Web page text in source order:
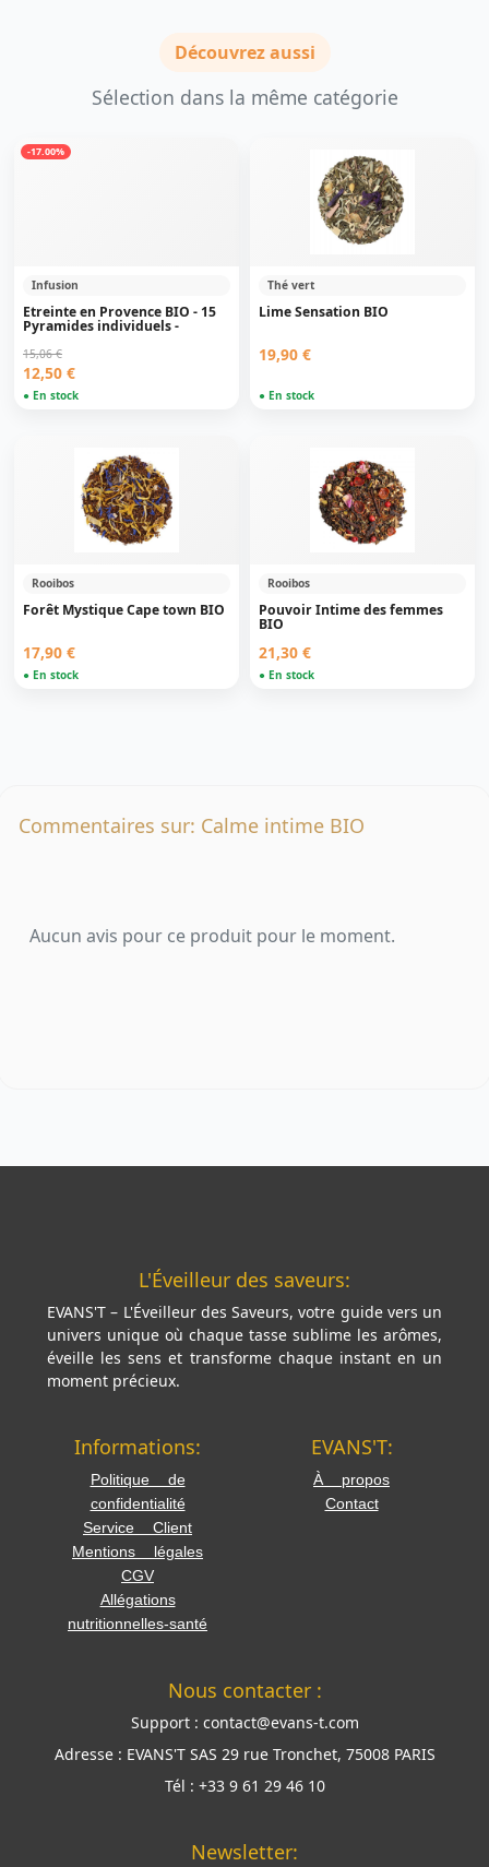
Découvrez aussi
Sélection dans la même catégorie
-17.00%
Infusion
Etreinte en Provence BIO - 15
Pyramides individuels -
15,06 €
12,50 €
● En stock
Thé vert
Lime Sensation BIO
19,90 €
● En stock
Rooibos
Forêt Mystique Cape town BIO
17,90 €
● En stock
Rooibos
Pouvoir Intime des femmes
BIO
21,30 €
● En stock
Commentaires sur: Calme intime BIO
Aucun avis pour ce produit pour le moment.
L'Éveilleur des saveurs:
EVANS'T – L'Éveilleur des Saveurs, votre guide vers un
univers unique où chaque tasse sublime les arômes,
éveille les sens et transforme chaque instant en un
moment précieux.
Informations:
Politique de
confidentialité
Service Client
Mentions légales
CGV
Allégations
nutritionnelles-santé
EVANS'T:
À propos
Contact
Nous contacter :
Support : contact@evans-t.com
Adresse : EVANS'T SAS 29 rue Tronchet, 75008 PARIS
Tél : +33 9 61 29 46 10
Newsletter: